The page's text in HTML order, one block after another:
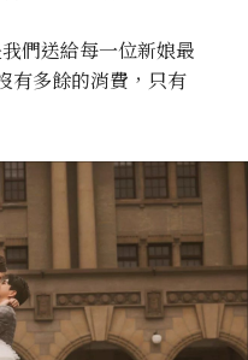
們送給每一位新娘最
有多餘的消費，只有